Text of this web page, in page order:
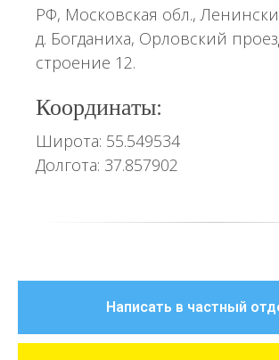
РФ, Московская обл.,
д. Богданиха, Орловский
строение 12.
Координаты:
Широта: 55.549534
Долгота: 37.857902
Написать в частный